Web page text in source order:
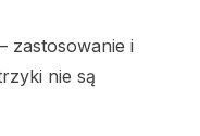
zastosowanie i
nie są